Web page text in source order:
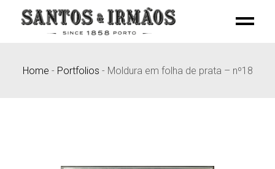
Home - Portfolios - Moldura em folha de prata – nº18